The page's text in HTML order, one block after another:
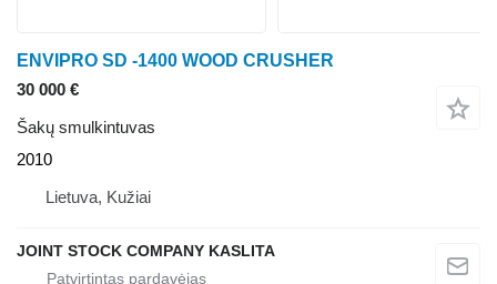
ENVIPRO SD -1400 WOOD CRUSHER
30 000 €
Šakų smulkintuvas
2010
Lietuva, Kužiai
JOINT STOCK COMPANY KASLITA